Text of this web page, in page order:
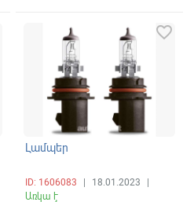
Լամպեր
ID: 1606083 18.01.2023
Առկա է
favorite_border